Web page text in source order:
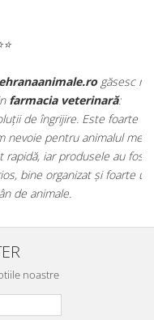
găsesc nu
veterinară:
de îngrijire. Este foarte
pentru animalul meu
iar produsele au fost
organizat și foarte util
animale.
noastre